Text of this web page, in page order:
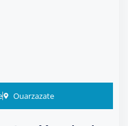
Ouarzazate